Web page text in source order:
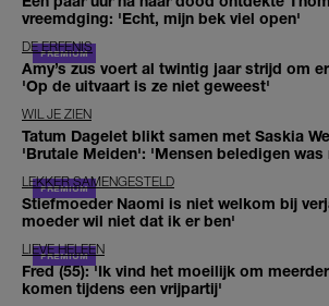
vreemdging: 'Echt, mijn bek viel open'
DE ERFENIS
Amy’s zus voert al twintig jaar strijd om
'Op de uitvaart is ze niet geweest'
WIL JE ZIEN
Tatum Dagelet blikt samen met Saskia
'Brutale Meiden': 'Mensen beledigen was
LEKKER SAMENGESTELD
Stiefmoeder Naomi is niet welkom bij
moeder wil niet dat ik er ben'
LIEVE HELEEN
Fred (55): 'Ik vind het moeilijk om
komen tijdens een vrijpartij'